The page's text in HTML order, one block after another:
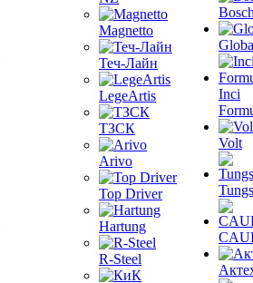
Magnetto
Теч-Лайн
LegeArtis
ТЗСК
Arivo
Top Driver
Hartung
R-Steel
Inci
Volt